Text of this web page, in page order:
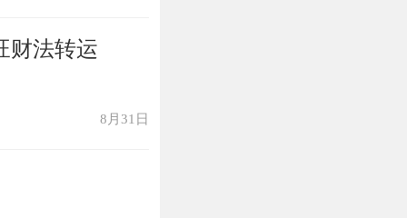
财法转运
8月31日